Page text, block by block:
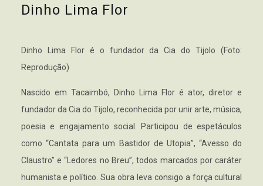
Dinho Lima Flor
Dinho Lima Flor é o fundador da Cia do Tijolo (Foto:
Reprodução)
Nascido em Tacaimbó, Dinho Lima Flor é ator, diretor e
fundador da Cia do Tijolo, reconhecida por unir arte, música,
poesia e engajamento social. Participou de espetáculos
como “Cantata para um Bastidor de Utopia”, “Avesso do
Claustro” e “Ledores no Breu”, todos marcados por caráter
humanista e político. Sua obra leva consigo a força cultural